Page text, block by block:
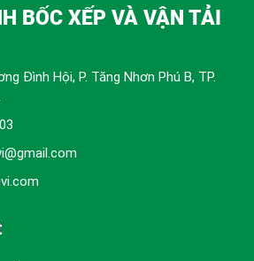
BỐC XẾP VÀ VẬN TẢI
Đình Hội, P. Tăng Nhơn Phú B, TP.